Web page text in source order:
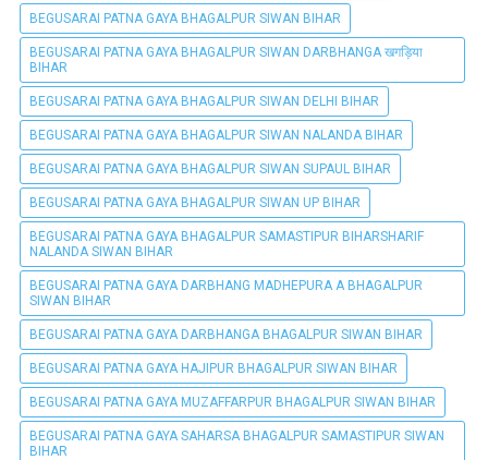
BEGUSARAI PATNA GAYA BHAGALPUR SIWAN BIHAR
BEGUSARAI PATNA GAYA BHAGALPUR SIWAN DARBHANGA खगड़िया
BIHAR
BEGUSARAI PATNA GAYA BHAGALPUR SIWAN DELHI BIHAR
BEGUSARAI PATNA GAYA BHAGALPUR SIWAN NALANDA BIHAR
BEGUSARAI PATNA GAYA BHAGALPUR SIWAN SUPAUL BIHAR
BEGUSARAI PATNA GAYA BHAGALPUR SIWAN UP BIHAR
BEGUSARAI PATNA GAYA BHAGALPUR SAMASTIPUR BIHARSHARIF
NALANDA SIWAN BIHAR
BEGUSARAI PATNA GAYA DARBHANG MADHEPURA A BHAGALPUR
SIWAN BIHAR
BEGUSARAI PATNA GAYA DARBHANGA BHAGALPUR SIWAN BIHAR
BEGUSARAI PATNA GAYA HAJIPUR BHAGALPUR SIWAN BIHAR
BEGUSARAI PATNA GAYA MUZAFFARPUR BHAGALPUR SIWAN BIHAR
BEGUSARAI PATNA GAYA SAHARSA BHAGALPUR SAMASTIPUR SIWAN
BIHAR